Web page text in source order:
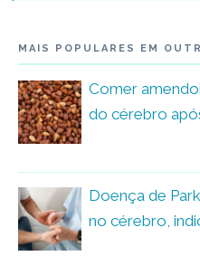
MAIS POPULARES EM
Comer
do cérebro
Doença de
no cérebro,